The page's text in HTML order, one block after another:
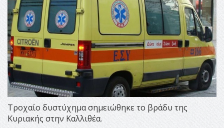
Τροχαίο δυστύχημα σημειώθηκε το βράδυ της
Κυριακής στην Καλλιθέα.